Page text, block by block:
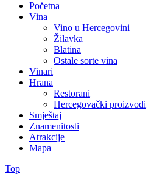
Početna
Vina
Vino u Hercegovini
Žilavka
Blatina
Ostale sorte vina
Vinari
Hrana
Restorani
Hercegovački proizvodi
Smještaj
Znamenitosti
Atrakcije
Mapa
Top